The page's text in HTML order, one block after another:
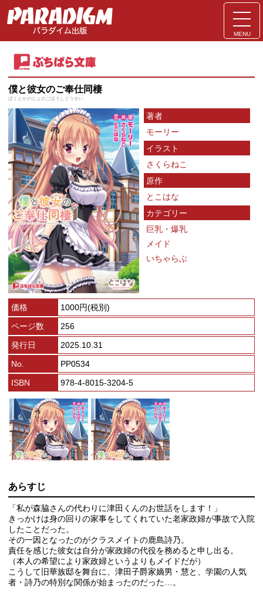
MENU
僕と彼女のご奉仕同棲
ぼくとかのじょのごほうしどうせい
著者
モーリー
イラスト
さくらねこ
原作
とこはな
カテゴリー
巨乳・爆乳
メイド
いちゃらぶ
価格
1000円(税別)
ページ数
256
発行日
2025.10.31
No.
PP0534
ISBN
978-4-8015-3204-5
あらすじ
「私が森脇さんの代わりに津田くんのお世話をします！」
きっかけは身の回りの家事をしてくれていた老家政婦が事故で入院
したことだった。
その一因となったのがクラスメイトの鹿島詩乃。
責任を感じた彼女は自分が家政婦の代役を務めると申し出る。
（本人の希望により家政婦というよりもメイドだが）
こうして旧華族邸を舞台に、津田子爵家嫡男・慧と、学園の人気
者・詩乃の特別な関係が始まったのだった…。